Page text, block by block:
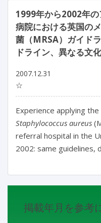
1999年から2002年
病院における英国の
菌（MRSA）ガイド
ドライン、異なる
2007.12.31
☆
Experience applying
Staphylococcus aureus
referral hospital in the
2002: same guidelines,
掲載年月を参考